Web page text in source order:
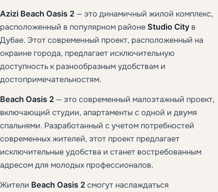
Azizi Beach Oasis 2 — это динамичный жилой комплекс,
расположенный в популярном районе Studio City в
Дубае. Этот современный проект, расположенный на
окраине города, предлагает исключительную
доступность к разнообразным удобствам и
достопримечательностям.
Beach Oasis 2 — это современный малоэтажный проект,
включающий студии, апартаменты с одной и двумя
спальнями. Разработанный с учетом потребностей
современных жителей, этот проект предлагает
исключительные удобства и станет востребованным
адресом для молодых профессионалов.
Жители Beach Oasis 2 смогут наслаждаться